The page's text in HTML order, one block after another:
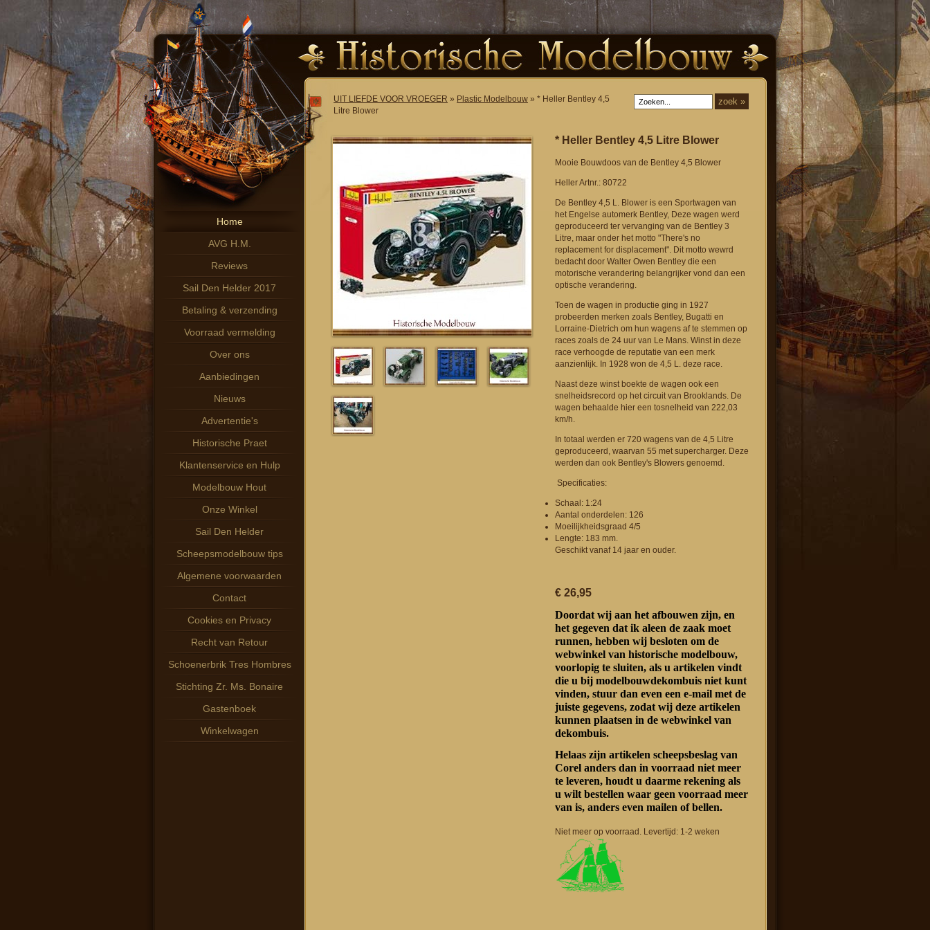
Home
AVG H.M.
Reviews
Sail Den Helder 2017
Betaling & verzending
Voorraad vermelding
Over ons
Aanbiedingen
Nieuws
Advertentie's
Historische Praet
Klantenservice en Hulp
Modelbouw Hout
Onze Winkel
Sail Den Helder
Scheepsmodelbouw tips
Algemene voorwaarden
Contact
Cookies en Privacy
Recht van Retour
Schoenerbrik Tres Hombres
Stichting Zr. Ms. Bonaire
Gastenboek
Winkelwagen
UIT LIEFDE VOOR VROEGER » Plastic Modelbouw » * Heller Bentley 4,5
Litre Blower
* Heller Bentley 4,5 Litre Blower
Mooie Bouwdoos van de Bentley 4,5 Blower
Heller Artnr.: 80722
De Bentley 4,5 L. Blower is een Sportwagen van
het Engelse automerk Bentley, Deze wagen werd
geproduceerd ter vervanging van de Bentley 3
Litre, maar onder het motto "There's no
replacement for displacement". Dit motto wewrd
bedacht door Walter Owen Bentley die een
motorische verandering belangrijker vond dan een
optische verandering.
Toen de wagen in productie ging in 1927
probeerden merken zoals Bentley, Bugatti en
Lorraine-Dietrich om hun wagens af te stemmen op
races zoals de 24 uur van Le Mans. Winst in deze
race verhoogde de reputatie van een merk
aanzienlijk. In 1928 won de 4,5 L. deze race.
Naast deze winst boekte de wagen ook een
snelheidsrecord op het circuit van Brooklands. De
wagen behaalde hier een tosnelheid van 222,03
km/h.
In totaal werden er 720 wagens van de 4,5 Litre
geproduceerd, waarvan 55 met supercharger. Deze
werden dan ook Bentley's Blowers genoemd.
Specificaties:
Schaal: 1:24
Aantal onderdelen: 126
Moeilijkheidsgraad 4/5
Lengte: 183 mm.
Geschikt vanaf 14 jaar en ouder.
€ 26,95
Doordat wij aan het afbouwen zijn, en
het gegeven dat ik aleen de zaak moet
runnen, hebben wij besloten om de
webwinkel van historische modelbouw,
voorlopig te sluiten, als u artikelen vindt
die u bij modelbouwdekombuis niet kunt
vinden, stuur dan even een e-mail met de
juiste gegevens, zodat wij deze artikelen
kunnen plaatsen in de webwinkel van
dekombuis.
Helaas zijn artikelen scheepsbeslag van
Corel anders dan in voorraad niet meer
te leveren, houdt u daarme rekening als
u wilt bestellen waar geen voorraad meer
van is, anders even mailen of bellen.
Niet meer op voorraad. Levertijd: 1-2 weken